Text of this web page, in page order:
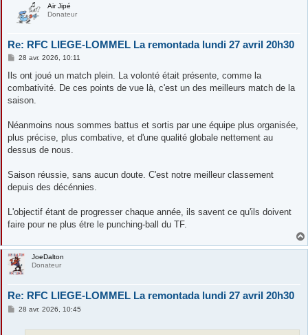
Air Jipé
Donateur
Re: RFC LIEGE-LOMMEL La remontada lundi 27 avril 20h30
M
s
a
g
28 avr. 2026, 10:11
Ils ont joué un match plein. La volonté était présente, comme la
combativité. De ces points de vue là, c'est un des meilleurs match de la
saison.
Néanmoins nous sommes battus et sortis par une équipe plus organisée,
plus précise, plus combative, et d'une qualité globale nettement au
dessus de nous.
Saison réussie, sans aucun doute. C'est notre meilleur classement
depuis des décénnies.
L'objectif étant de progresser chaque année, ils savent ce qu'ils doivent
faire pour ne plus étre le punching-ball du TF.
JoeDalton
Donateur
Re: RFC LIEGE-LOMMEL La remontada lundi 27 avril 20h30
M28 avr. 2026, 10:45